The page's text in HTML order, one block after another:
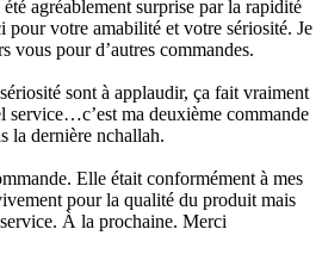
agréablement surprise par la rapidité
votre amabilité et votre sériosité. Je
vous pour d’autres commandes.
sont à applaudir, ça fait vraiment
service…c’est ma deuxième commande
la dernière nchallah.
Elle était conformément à mes
pour la qualité du produit mais
À la prochaine. Merci